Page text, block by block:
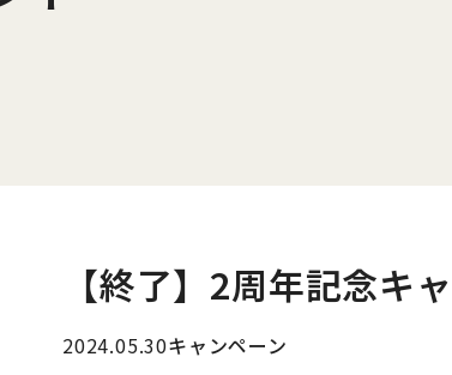
【終了】2周年記念キ
2024.05.30キャンペーン